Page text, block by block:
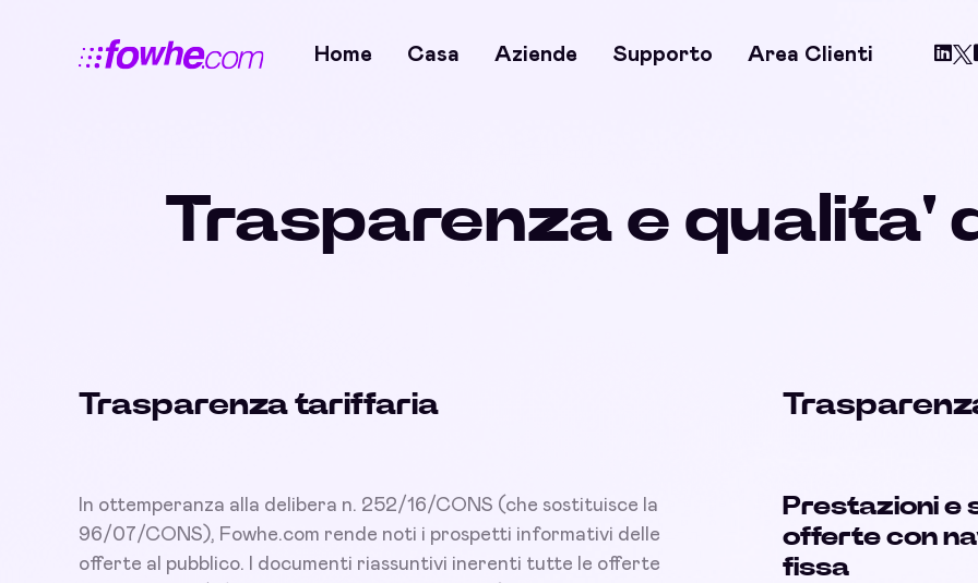
Home Casa Aziende Supporto Area Clienti
Trasparenza e qualita'
Trasparenza tariffaria
In ottemperanza alla delibera n. 252/16/CONS (che sostituisce la
96/07/CONS), Fowhe.com rende noti i prospetti informativi delle
offerte al pubblico. I documenti riassuntivi inerenti tutte le offerte
Prestazioni e
offerte con
fissa